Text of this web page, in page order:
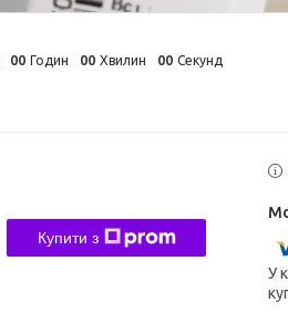
00 Годин 00 Хвилин 00 Секунд
Купити з
У